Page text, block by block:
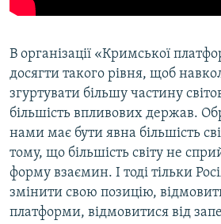
В організації «Кримської
досягти такого рівня, щоб
згуртувати більшу частину
більшість впливових держав.
нами має бути явна більшість
тому, що більшість світу не
форму взаємин. І тоді тільки
змінити свою позицію,
платформи, відмовитися від